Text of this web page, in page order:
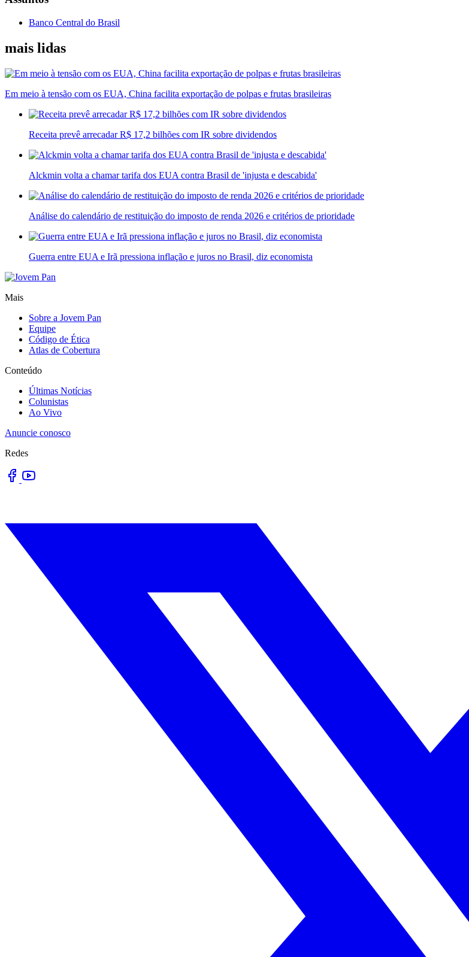
Banco Central do Brasil
mais lidas
Em meio à tensão com os EUA, China facilita exportação de polpas e frutas brasileiras
Receita prevê arrecadar R$ 17,2 bilhões com IR sobre dividendos
Alckmin volta a chamar tarifa dos EUA contra Brasil de 'injusta e descabida'
Análise do calendário de restituição do imposto de renda 2026 e critérios de prioridade
Guerra entre EUA e Irã pressiona inflação e juros no Brasil, diz economista
Mais
Sobre a Jovem Pan
Equipe
Código de Ética
Atlas de Cobertura
Conteúdo
Últimas Notícias
Colunistas
Ao Vivo
Anuncie conosco
Redes